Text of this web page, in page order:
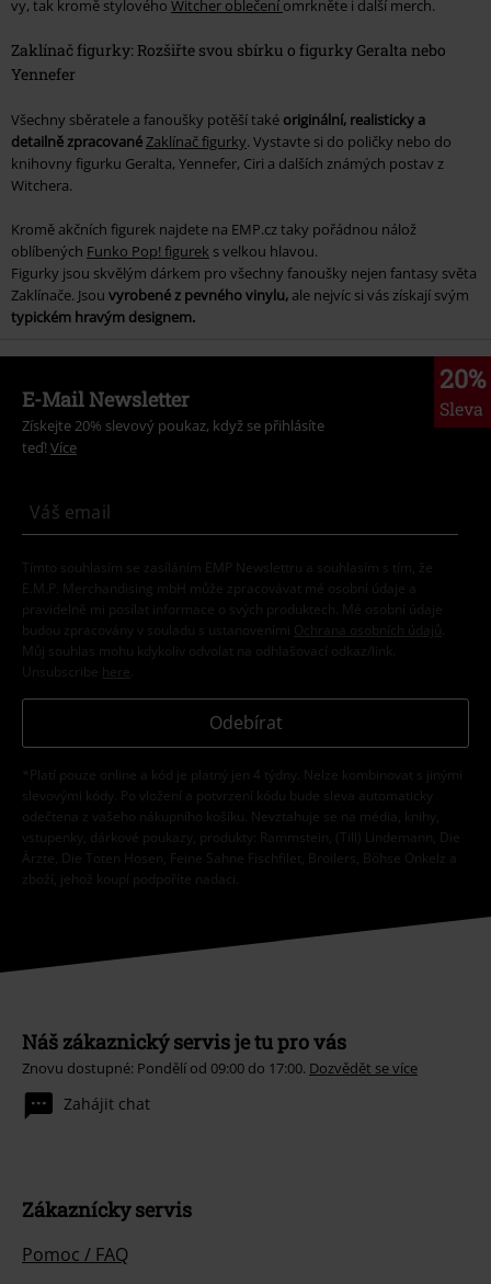
vy, tak kromě stylového Witcher oblečení omrkněte i další merch.
Zaklínač figurky: Rozšiřte svou sbírku o figurky Geralta nebo
Yennefer
Všechny sběratele a fanoušky potěší také originální, realisticky a
detailně zpracované Zaklínač figurky. Vystavte si do poličky nebo do
knihovny figurku Geralta, Yennefer, Ciri a dalších známých postav z
Witchera.
Kromě akčních figurek najdete na EMP.cz taky pořádnou nálož
oblíbených Funko Pop! figurek s velkou hlavou.
Figurky jsou skvělým dárkem pro všechny fanoušky nejen fantasy světa
Zaklínače. Jsou vyrobené z pevného vinylu, ale nejvíc si vás získají svým
typickém hravým designem.
20%
Sleva
E-Mail Newsletter
Získejte 20% slevový poukaz, když se přihlásíte
teď! Více
Tímto souhlasím se zasíláním EMP Newslettru a souhlasím s tím, že
E.M.P. Merchandising mbH může zpracovávat mé osobní údaje a
pravidelně mi posílat informace o svých produktech. Mé osobní údaje
budou zpracovány v souladu s ustanoveními
Ochrana osobních údajů
Můj souhlas mohu kdykoliv odvolat na odhlašovací odkaz/link.
Unsubscribe here
Odebírat
*Platí pouze online a kód je platný jen 4 týdny. Nelze kombinovat s jinými
slevovými kódy. Po vložení a potvrzení kódu bude sleva automaticky
odečtena z vašeho nákupního košíku. Nevztahuje se na média, knihy,
vstupenky, dárkové poukazy, produkty: Rammstein, (Till) Lindemann, Die
Ärzte, Die Toten Hosen, Feine Sahne Fischfilet, Broilers, Böhse Onkelz a
zboží, jehož koupí podpoříte nadaci.
Náš zákaznický servis je tu pro vás
Znovu dostupné: Pondělí od 09:00 do 17:00. Dozvědět se více
Zahájit chat
Zákaznícky servis
Pomoc / FAQ